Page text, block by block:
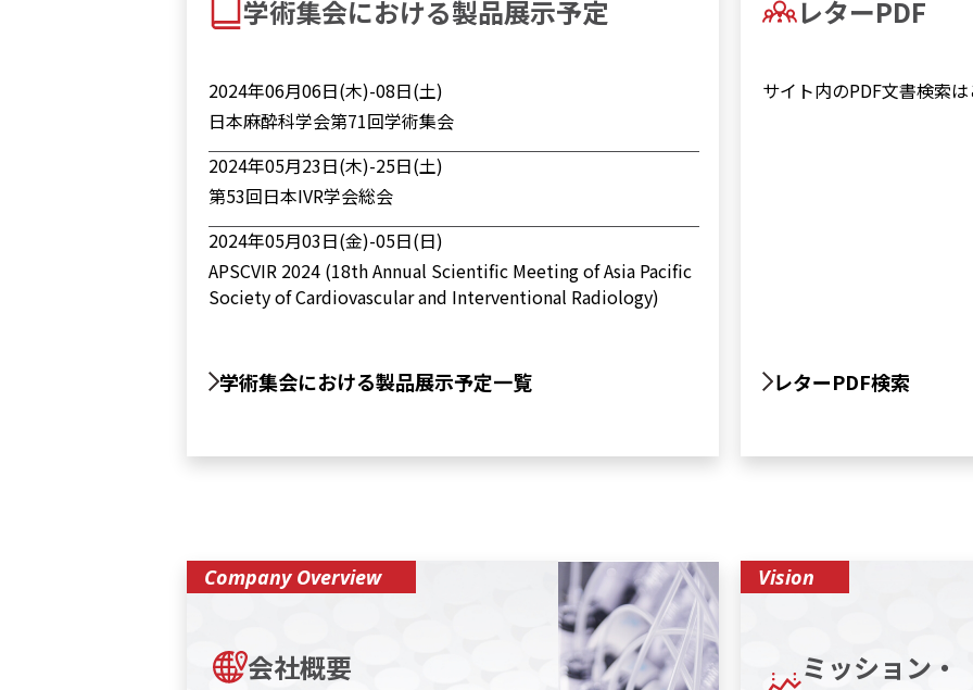
2025年07月02日
2026年04月24日
2026年04月01日
学術集会における製品展⽰予定
2024年06月06日(木)-08日(土)
日本麻酔科学会第71回学術集会
2024年05月23日(木)-25日(土)
第53回日本IVR学会総会
2024年05月03日(金)-05日(日)
APSCVIR 2024 (18th Annual Scientific Meeting of Asia Pacific
Society of Cardiovascular and Interventional Radiology)
第76回日本産科婦人科学会学術講演会
学術集会における製品展⽰予定⼀覧
レターPDF
サイト内のPDF⽂書検索
レターPDF検索
Company Overview
会社概要
Vision
ミッション・